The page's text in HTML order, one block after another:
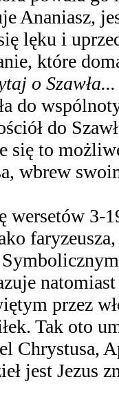
Ananiasz,
lęku i
które
o Szawła...
do
do
to
wbrew
wersetów 3-
przez
Tak oto
Chrystusa,
jest Jezus